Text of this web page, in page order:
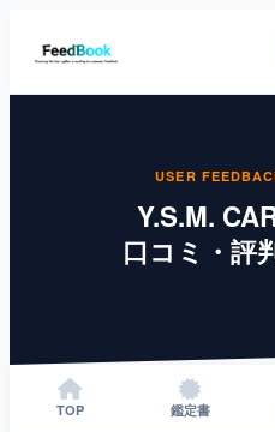
USER
Y.S.M.
口コミ・評
TOP 鑑定書